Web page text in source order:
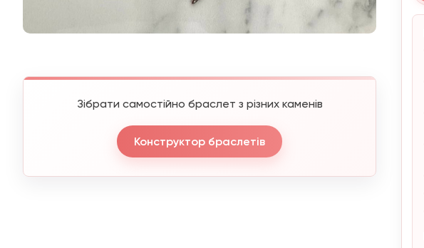
Зібрати самостійно браслет з різних каменів
Конструктор браслетів